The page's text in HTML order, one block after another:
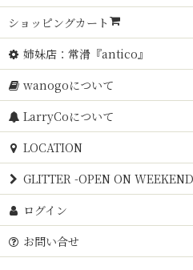
ショッピングカート
姉妹店：常滑『antico』
wanogoについて
LarryCoについて
LOCATION
GLITTER -OPEN ON
ログイン
お問い合せ